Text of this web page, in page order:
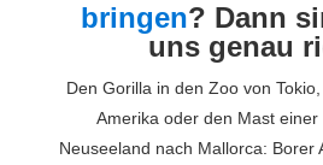
bringen? Dann
uns genau
Den Gorilla in den Zoo von
Amerika oder den Mast einer
Neuseeland nach Mallorca: Borer